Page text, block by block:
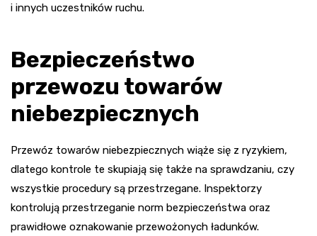
i innych uczestników ruchu.
Bezpieczeństwo
przewozu towarów
niebezpiecznych
Przewóz towarów niebezpiecznych wiąże się z ryzykiem,
dlatego kontrole te skupiają się także na sprawdzaniu, czy
wszystkie procedury są przestrzegane. Inspektorzy
kontrolują przestrzeganie norm bezpieczeństwa oraz
prawidłowe oznakowanie przewożonych ładunków.